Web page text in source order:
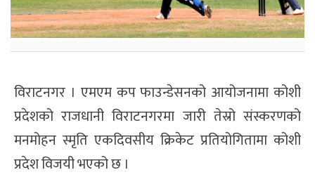
विराटनगर । एमएम कप फाउन्डेसनको आयोजनामा कोशी
प्रदेशको राजधानी विराटनगरमा जारी तेस्रो संस्करणको
मनमोहन स्मृति एकदिवसीय क्रिकेट प्रतियोगितामा कोशी
प्रदेश विजयी भएको छ ।